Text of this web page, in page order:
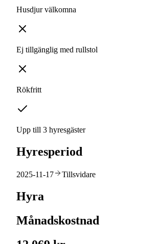
Husdjur välkomna
Ej tillgänglig med rullstol
Rökfritt
Upp till 3 hyresgäster
Hyresperiod
2025-11-17 Tillsvidare
Hyra
Månadskostnad